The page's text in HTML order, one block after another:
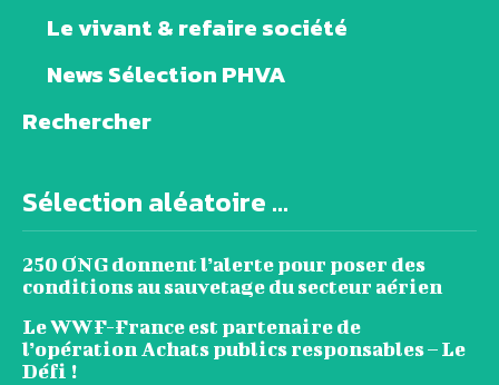
Le vivant & refaire société
News Sélection PHVA
Rechercher
Sélection aléatoire ...
250 ONG donnent l’alerte pour poser des
conditions au sauvetage du secteur aérien
Le WWF-France est partenaire de
l’opération Achats publics responsables – Le
Défi !